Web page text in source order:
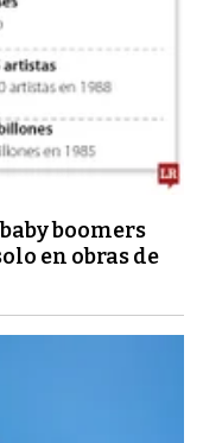
boomers
en obras de